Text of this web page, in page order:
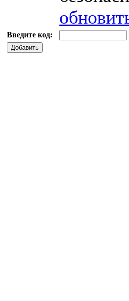
Введите код:
Добавить